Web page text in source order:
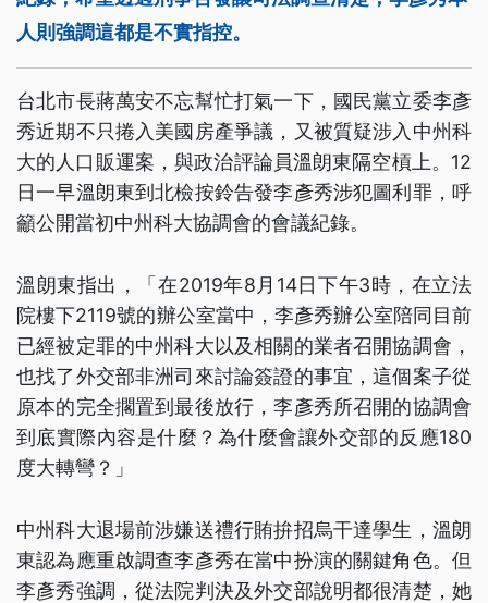
人則強調這都是不實指控。
台北市長蔣萬安不忘幫忙打氣一下，國民黨立委李彥
秀近期不只捲入美國房產爭議，又被質疑涉入中州科
大的人口販運案，與政治評論員溫朗東隔空槓上。12
日一早溫朗東到北檢按鈴告發李彥秀涉犯圖利罪，呼
籲公開當初中州科大協調會的會議紀錄。
溫朗東指出，「在2019年8月14日下午3時，在立法
院樓下2119號的辦公室當中，李彥秀辦公室陪同目前
已經被定罪的中州科大以及相關的業者召開協調會，
也找了外交部非洲司來討論簽證的事宜，這個案子從
原本的完全擱置到最後放行，李彥秀所召開的協調會
到底實際內容是什麼？為什麼會讓外交部的反應180
度大轉彎？」
中州科大退場前涉嫌送禮行賄拚招烏干達學生，溫朗
東認為應重啟調查李彥秀在當中扮演的關鍵角色。但
李彥秀強調，從法院判決及外交部說明都很清楚，她